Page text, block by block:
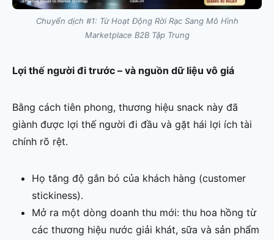
Chuyển dịch #1: Từ Hoạt Động Rời Rạc Sang Mô Hình
Marketplace B2B Tập Trung
Lợi thế người đi trước – và nguồn dữ liệu vô giá
Bằng cách tiên phong, thương hiệu snack này đã
giành được lợi thế người đi đầu và gặt hái lợi ích tài
chính rõ rệt.
Họ tăng độ gắn bó của khách hàng (customer
stickiness).
Mở ra một dòng doanh thu mới: thu hoa hồng từ
các thương hiệu nước giải khát, sữa và sản phẩm